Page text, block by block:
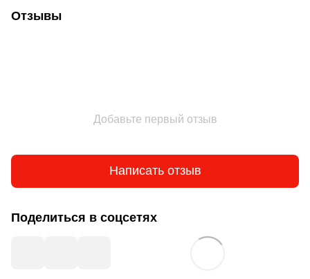
Отзывы
Добавьте первый отзыв
Написать отзыв
Поделиться в соцсетях